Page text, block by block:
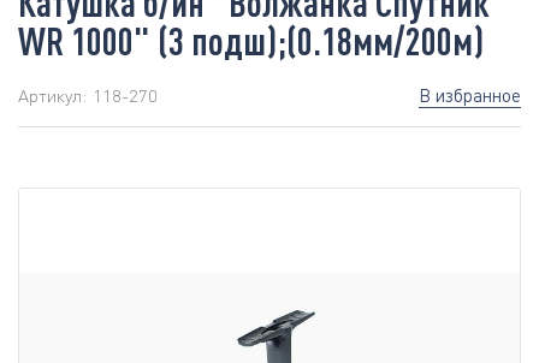
WR 1000" (3 подш);(0.18мм/200м)
Артикул: 118-270 В избранное